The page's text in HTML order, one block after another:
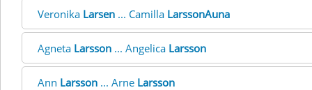
Veronika Larsen ... Camilla LarssonAuna
Agneta Larsson ... Angelica Larsson
Ann Larsson ... Arne Larsson